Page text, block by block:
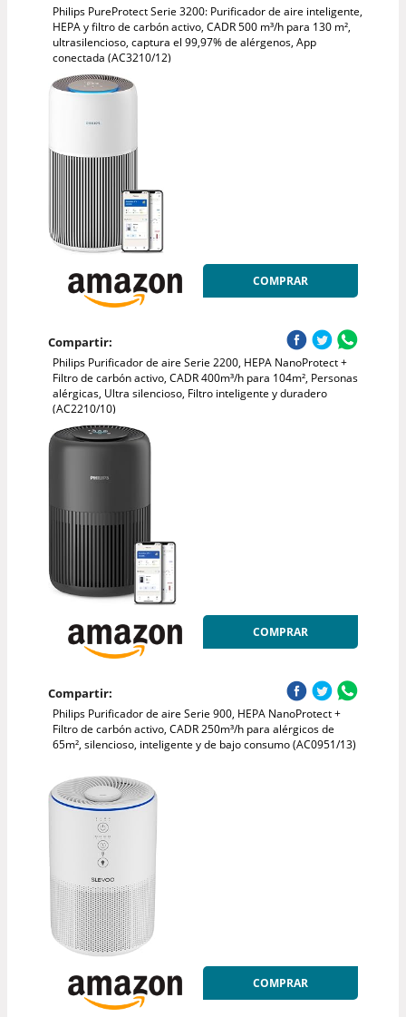
Philips PureProtect Serie 3200: Purificador de aire inteligente,
HEPA y filtro de carbón activo, CADR 500 m³/h para 130 m²,
ultrasilencioso, captura el 99,97% de alérgenos, App
conectada (AC3210/12)
COMPRAR
Compartir:
Philips Purificador de aire Serie 2200, HEPA NanoProtect +
Filtro de carbón activo, CADR 400m³/h para 104m², Personas
alérgicas, Ultra silencioso, Filtro inteligente y duradero
(AC2210/10)
COMPRAR
Compartir:
Philips Purificador de aire Serie 900, HEPA NanoProtect +
Filtro de carbón activo, CADR 250m³/h para alérgicos de
65m², silencioso, inteligente y de bajo consumo (AC0951/13)
COMPRAR